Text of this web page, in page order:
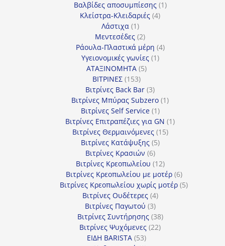
προϊόντα
Βαλβίδες αποσυμπίεσης 11
Κλείστρα-Κλειδαριές 44
Λάστιχα 11
προϊόν
Μεντεσέδες 22
προϊόντα
Ράουλα-Πλαστικά μέρη 44
Υγειονομικές γωνίες 11
ΑΤΑΞΙΝΟΜΗΤΑ 55
ΒΙΤΡΙΝΕΣ 153153
προϊόντα
Βιτρίνες Back Bar 33
προϊόντα
Βιτρίνες Mπύρας Subzero 11
Βιτρίνες Self Service 11
προϊόν
Βιτρίνες Επιτραπέζιες για GN 11
Βιτρίνες Θερμαινόμενες 1515
Βιτρίνες Κατάψυξης 55
Βιτρίνες Κρασιών 66
προϊόντα
Βιτρίνες Κρεοπωλείου 1212
προϊόντα
Βιτρίνες Κρεοπωλείου με μοτέρ 66
προϊόντα
Βιτρίνες Κρεοπωλείου χωρίς μοτέρ 55
Βιτρίνες Ουδέτερες 44
προϊόντα
Βιτρίνες Παγωτού 33
προϊόντα
Βιτρίνες Συντήρησης 3838
προϊόντα
Βιτρίνες Ψυχόμενες 2222
ΕΙΔΗ BARISTA 5353